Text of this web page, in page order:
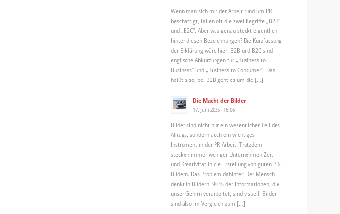
Wenn man sich mit der Arbeit rund um PR
beschäftigt, fallen oft die zwei Begriffe „B2B“
und „B2C“. Aber was genau steckt eigentlich
hinter diesen Bezeichnungen? Die Kurzfassung
der Erklärung wäre hier: B2B und B2C sind
englische Abkürzungen für „Business to
Business“ und „Business to Consumer“. Das
heißt also, bei B2B geht es um die […]
Die Macht der Bilder
17. Juni 2025 - 16:06
Bilder sind nicht nur ein wesentlicher Teil des
Alltags, sondern auch ein wichtiges
Instrument in der PR-Arbeit. Trotzdem
stecken immer weniger Unternehmen Zeit
und Kreativität in die Erstellung von guten PR-
Bildern. Das Problem dahinter: Der Mensch
denkt in Bildern. 90 % der Informationen, die
unser Gehirn verarbeitet, sind visuell. Bilder
sind also im Vergleich zum […]